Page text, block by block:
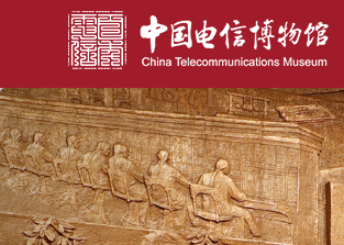
Previous